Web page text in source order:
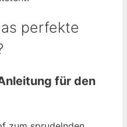
perfekte
für den